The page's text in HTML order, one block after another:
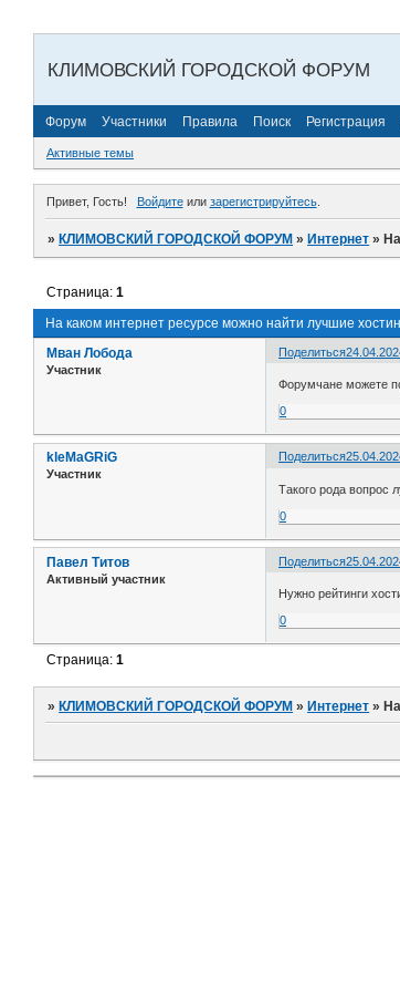
КЛИМОВСКИЙ ГОРОДСКОЙ ФОРУМ
Форум Участники Правила Поиск Регистрация
Активные темы
Привет, Гость! Войдитеили зарегистрируйтесь.
»КЛИМОВСКИЙ ГОРОДСКОЙ ФОРУМ »Интернет »
На каком интернет ресурсе можно найти лучшие
Страница:1
Поделиться
Мван Лобода
Участник
Форумчане можете
0
Поделиться
kleMaGRiG
Участник
Такого рода вопрос
0
Поделиться
Павел Титов
Активный участник
Нужно рейтинги
0
Страница:1
»КЛИМОВСКИЙ ГОРОДСКОЙ ФОРУМ »Интернет »